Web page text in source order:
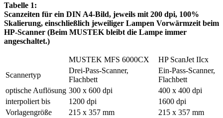
Tabelle 1:
Scanzeiten für ein DIN A4-Bild, jeweils mit 200 dpi, 100%
Skalierung, einschließlich jeweiliger Lampen Vorwärmzeit beim
HP-Scanner (Beim MUSTEK bleibt die Lampe immer
angeschaltet.)
MUSTEK MFS 6000CX
HP ScanJet IIcx
Scannertyp
Drei-Pass-Scanner,
Flachbett
Ein-Pass-Scanner,
Flachbett
optische Auflösung 300 x 600 dpi
400 x 400 dpi
interpoliert bis
1200 dpi
1600 dpi
Vorlagengröße
215 x 357 mm
215 x 357 mm